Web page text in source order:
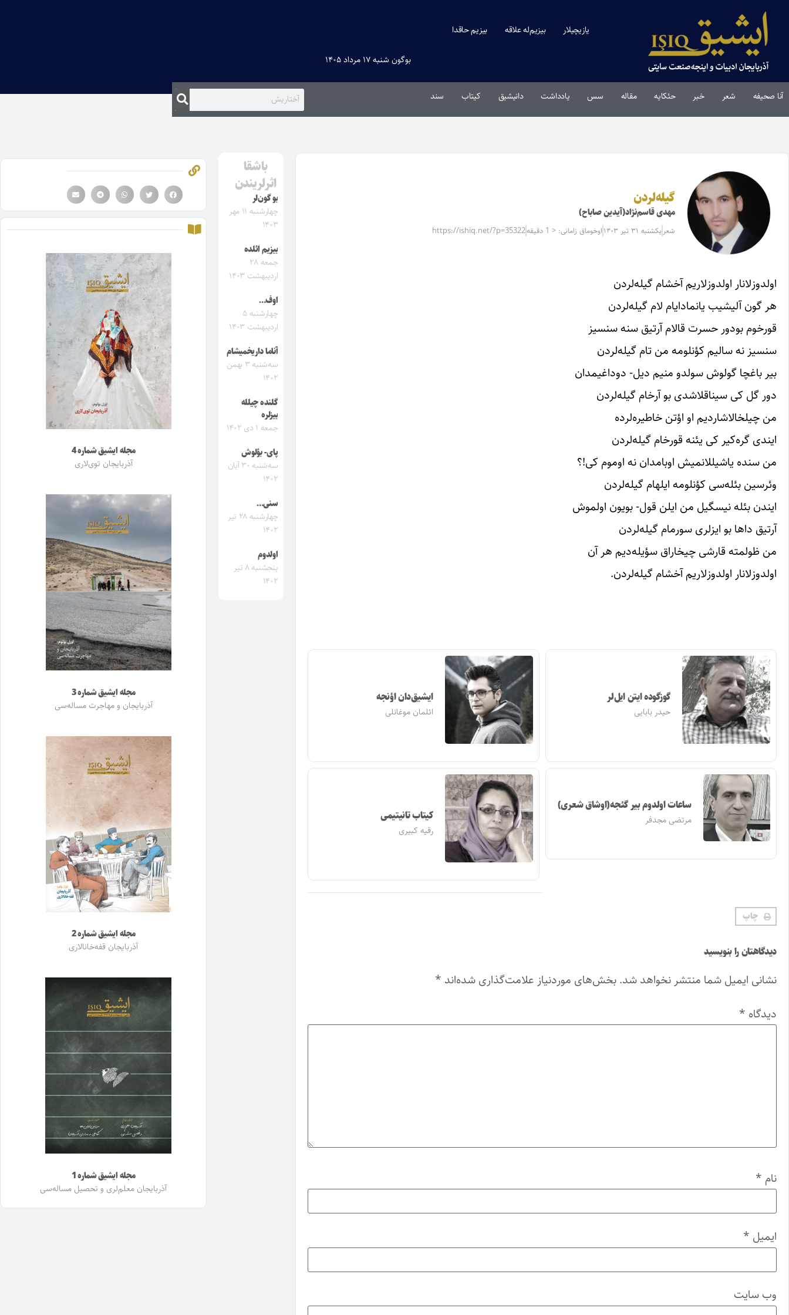
یازیچیلار بیزیم‌له علاقه بیزیم حاقدا
بوگون شنبه ۱۷ مرداد ۱۴۰۵
آنا صحیفه شعر خبر حئکایه مقاله‌ سس یادداشت دانیشیق کیتاب سند
گیله‌لردن‌‌
مهدی قاسم‌نژاد(آیدین صاباح)
شعر یکشنبه ۳۱ تیر ۱۴۰۳ اوخوماق زامانی: < 1 دقیقه https://ishiq.net/?p=35322
اولدوزلانار اولدوزلاریم آخشام گیله‌لردن‌‌
هر گون آلیشیب یانمادایام لام گیله‌لردن‌‌
قورخوم بودور حسرت قالام آرتیق سنه سنسیز
سنسیز نه سالیم کؤنلومه من تام گیله‌لردن‌‌
بیر باغچا گولوش سولدو منیم دیل- دوداغیمدان
دور گل کی سیناقلاشدی بو آرخام گیله‌لردن‌‌
من چیلخالاشاردیم او اؤتن خاطیره‌لرده
ایندی گره‌کیر کی یئنه قورخام گیله‌لردن‌‌
من سنده یاشیللانمیش اوبامدان نه اوموم کی!؟
وئرسین بئله‌سی کؤنلومه ایلهام گیله‌لردن‌‌
ایندن بئله نیسگیل من ایلن قول- بویون اولموش
آرتیق داها بو ایزلری سورمام گیله‌لردن‌‌
من ظولمته قارشی چیخاراق سؤیله‌دیم هر آن
اولدوزلانار اولدوزلاریم آخشام گیله‌لردن‌‌.
گوزگوده ایتن ایل‌لر
حیدر بابایی
ایشیق‌دان اؤنجه
ائلمان موغانلی
ساعات اولدوم بیر گئجه(اوشاق شعری)
مرتضی مجدفر کیتاب تانیتیمی
رقیه کبیری
چاپ
دیدگاهتان را بنویسید
نشانی ایمیل شما منتشر نخواهد شد. بخش‌های موردنیاز علامت‌گذاری شده‌اند *
دیدگاه *
نام *
ایمیل *
وب‌ سایت
باشقا
اثرلریندن
بو گون‌لر
چهارشنبه ۱۱ مهر
۱۴۰۳
بیزیم ائلده
جمعه ۲۸
اردیبهشت ۱۴۰۳
اوف…
چهارشنبه ۵
اردیبهشت ۱۴۰۳
آناما داریخمیشام
سه‌شنبه ۳ بهمن
۱۴۰۲
گلنده چیلله
بیزلره
جمعه ۱ دی ۱۴۰۲
پای- بؤلوش
سه‌شنبه ۳۰ آبان
۱۴۰۲
سنی…
چهارشنبه ۲۸ تیر
۱۴۰۲
اولدوم
پنجشنبه ۸ تیر
۱۴۰۲
مجله ایشیق شماره 4
آذربایجان توی‌لاری
مجله ایشیق شماره 3
آذربایجان و مهاجرت مساله‌سی
مجله ایشیق شماره 2
آذربایجان قفه‌خانالاری
مجله ایشیق شماره 1
آذربایجان معلم‌لری و تحصیل مساله‌سی